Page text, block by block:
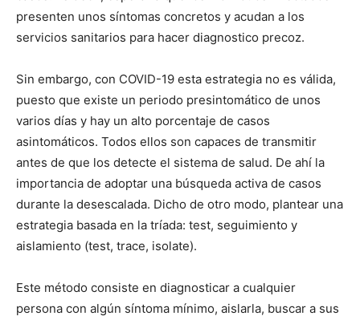
presenten unos síntomas concretos y acudan a los
servicios sanitarios para hacer diagnostico precoz.
Sin embargo, con COVID-19 esta estrategia no es válida,
puesto que existe un periodo presintomático de unos
varios días y hay un alto porcentaje de casos
asintomáticos. Todos ellos son capaces de transmitir
antes de que los detecte el sistema de salud. De ahí la
importancia de adoptar una búsqueda activa de casos
durante la desescalada. Dicho de otro modo, plantear una
estrategia basada en la tríada: test, seguimiento y
aislamiento (test, trace, isolate).
Este método consiste en diagnosticar a cualquier
persona con algún síntoma mínimo, aislarla, buscar a sus